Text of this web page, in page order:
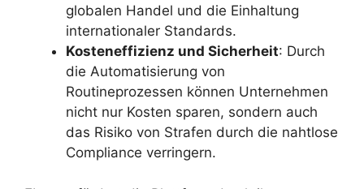
globalen Handel und die Einhaltung
internationaler Standards.
Kosteneffizienz und Sicherheit: Durch
die Automatisierung von
Routineprozessen können Unternehmen
nicht nur Kosten sparen, sondern auch
das Risiko von Strafen durch die nahtlose
Compliance verringern.